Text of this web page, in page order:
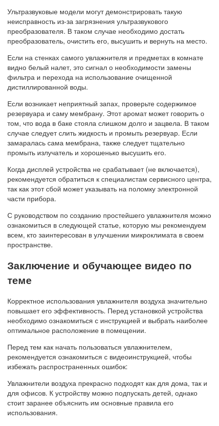
Ультразвуковые модели могут демонстрировать такую
неисправность из-за загрязнения ультразвукового
преобразователя. В таком случае необходимо достать
преобразователь, очистить его, высушить и вернуть на место.
Если на стенках самого увлажнителя и предметах в комнате
видно белый налет, это сигнал о необходимости замены
фильтра и перехода на использование очищенной
дистиллированной воды.
Если возникает неприятный запах, проверьте содержимое
резервуара и саму мембрану. Этот аромат может говорить о
том, что вода в баке стояла слишком долго и зацвела. В таком
случае следует слить жидкость и промыть резервуар. Если
замаралась сама мембрана, также следует тщательно
промыть излучатель и хорошенько высушить его.
Когда дисплей устройства не срабатывает (не включается),
рекомендуется обратиться к специалистам сервисного центра,
так как этот сбой может указывать на поломку электронной
части прибора.
С руководством по созданию простейшего увлажнителя можно
ознакомиться в следующей статье, которую мы рекомендуем
всем, кто заинтересован в улучшении микроклимата в своем
пространстве.
Заключение и обучающее видео по
теме
Корректное использования увлажнителя воздуха значительно
повышает его эффективность. Перед установкой устройства
необходимо ознакомиться с инструкцией и выбрать наиболее
оптимальное расположение в помещении.
Перед тем как начать пользоваться увлажнителем,
рекомендуется ознакомиться с видеоинструкцией, чтобы
избежать распространенных ошибок:
Увлажнители воздуха прекрасно подходят как для дома, так и
для офисов. К устройству можно подпускать детей, однако
стоит заранее объяснить им основные правила его
использования.